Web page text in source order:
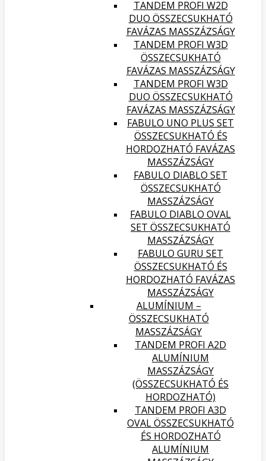
TANDEM PROFI W2D
DUO ÖSSZECSUKHATÓ
FAVÁZAS MASSZÁZSÁGY
TANDEM PROFI W3D
ÖSSZECSUKHATÓ
FAVÁZAS MASSZÁZSÁGY
TANDEM PROFI W3D
DUO ÖSSZECSUKHATÓ
FAVÁZAS MASSZÁZSÁGY
FABULO UNO PLUS SET
ÖSSZECSUKHATÓ ÉS
HORDOZHATÓ FAVÁZAS
MASSZÁZSÁGY
FABULO DIABLO SET
ÖSSZECSUKHATÓ
MASSZÁZSÁGY
FABULO DIABLO OVAL
SET ÖSSZECSUKHATÓ
MASSZÁZSÁGY
FABULO GURU SET
ÖSSZECSUKHATÓ ÉS
HORDOZHATÓ FAVÁZAS
MASSZÁZSÁGY
ALUMÍNIUM –
ÖSSZECSUKHATÓ
MASSZÁZSÁGY
TANDEM PROFI A2D
ALUMÍNIUM
MASSZÁZSÁGY
(ÖSSZECSUKHATÓ ÉS
HORDOZHATÓ)
TANDEM PROFI A3D
OVAL ÖSSZECSUKHATÓ
ÉS HORDOZHATÓ
ALUMÍNIUM